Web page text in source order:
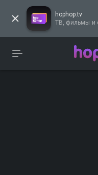
hophop.tv
ТВ, фильмы и